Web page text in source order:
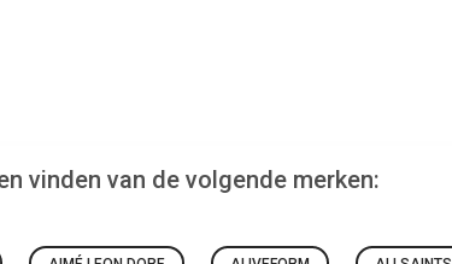
vinden van de volgende merken: